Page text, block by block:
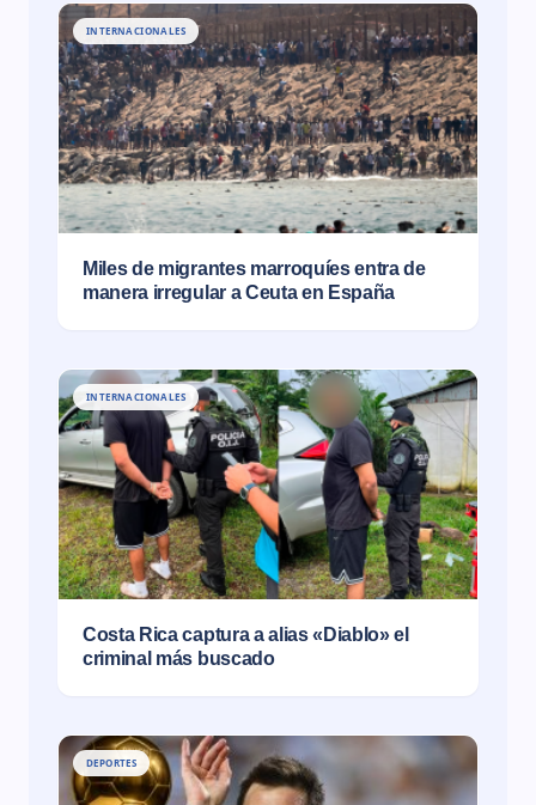
INTERNACIONALES
Miles de migrantes marroquíes entra de
manera irregular a Ceuta en España
INTERNACIONALES
Costa Rica captura a alias «Diablo» el
criminal más buscado
DEPORTES